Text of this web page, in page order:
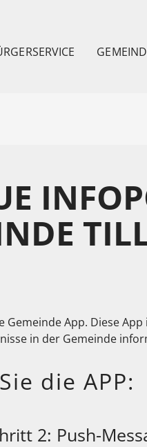
App. Diese
in der Gemeinde
die APP:
2: Push-